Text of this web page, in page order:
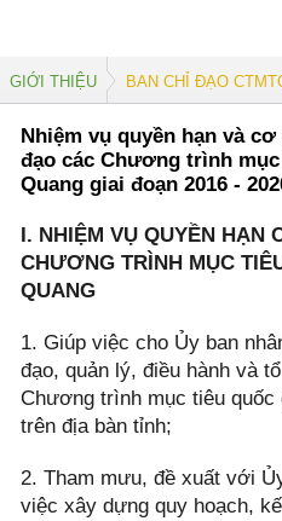
GIỚI THIỆU BAN CHỈ ĐẠO
Nhiệm vụ quyền hạn và
đạo các Chương trình
Quang giai đoạn 2016 -
I. NHIỆM VỤ QUYỀN HẠN
CHƯƠNG TRÌNH MỤC
QUANG
1. Giúp việc cho Ủy ban
đạo, quản lý, điều hành và
Chương trình mục tiêu quốc
trên địa bàn tỉnh;
2. Tham mưu, đề xuất với
việc xây dựng quy hoạch,